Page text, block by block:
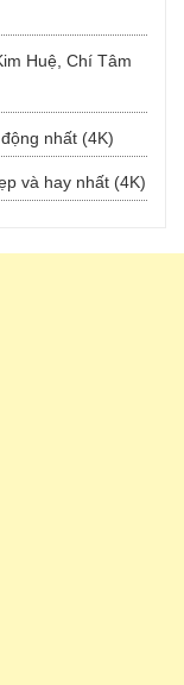
Huệ, Chí Tâm
nhất (4K)
và hay nhất (4K)